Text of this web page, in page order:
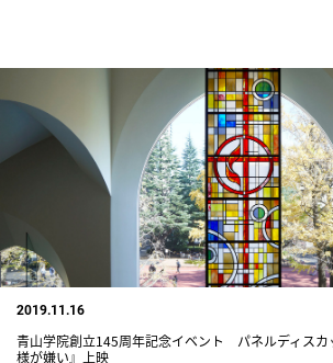
2019.11.16
青山学院創立145周年記念イベント パネルディスカ
様が嫌い』上映